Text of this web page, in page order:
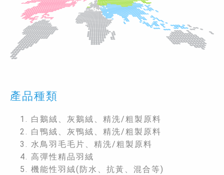
產品種類
1. 白鵝絨、灰鵝絨、精洗/粗製原料
2. 白鴨絨、灰鴨絨、精洗/粗製原料
3. 水鳥羽毛毛片、精洗/粗製原料
4. 高彈性精品羽絨
5. 機能性羽絨(防水、抗黃、混合等)